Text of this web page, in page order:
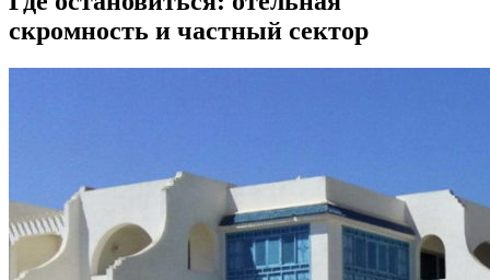
скромность и частный сектор